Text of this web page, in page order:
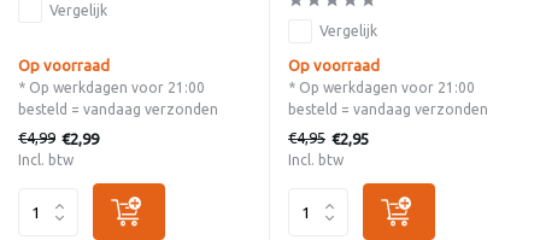
Vergelijk
Op voorraad
* Op werkdagen voor 21:00
besteld = vandaag verzonden
€4,99 €2,99
Incl. btw
Vergelijk
Op voorraad
* Op werkdagen voor 21:00
besteld = vandaag verzonden
€4,95 €2,95
Incl. btw